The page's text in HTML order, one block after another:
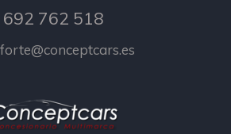
692 762 518